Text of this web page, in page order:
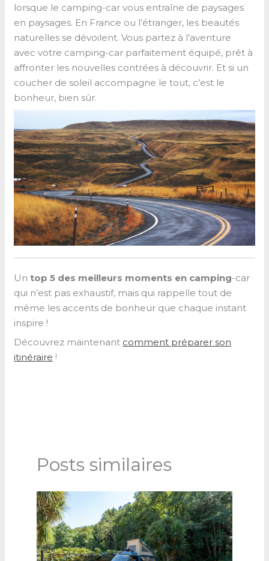
lorsque le camping-car vous entraîne de paysages
en paysages. En France ou l’étranger, les beautés
naturelles se dévoilent. Vous partez à l’aventure
avec votre camping-car parfaitement équipé, prêt à
affronter les nouvelles contrées à découvrir. Et si un
coucher de soleil accompagne le tout, c’est le
bonheur, bien sûr.
Untop 5 des meilleurs moments en camping-car
qui n’est pas exhaustif, mais qui rappelle tout de
même les accents de bonheur que chaque instant
inspire !
Découvrez maintenant comment préparer son
itinéraire !
Posts similaires